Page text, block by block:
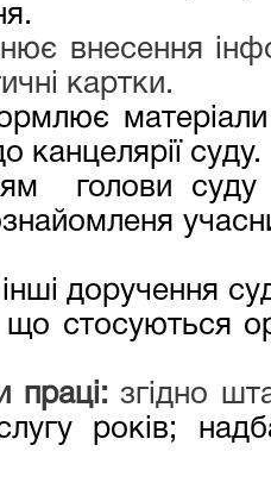
внесення
картки.
матеріали
канцелярії суду.
голови
доручення
стосуються
праці: згідно
років;